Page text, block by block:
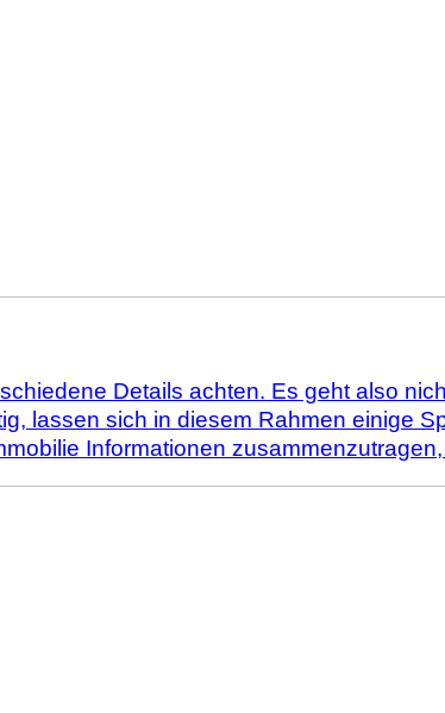
Details achten. Es geht also
lassen sich in diesem Rahmen einige
Informationen